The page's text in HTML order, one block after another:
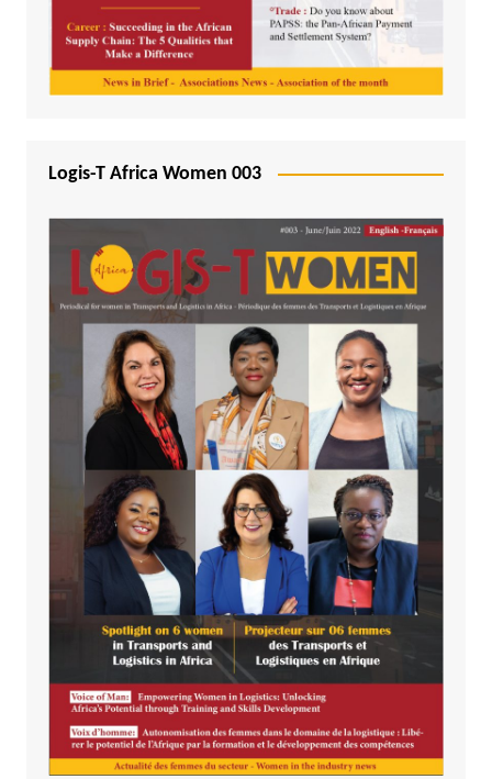
Logis-T Africa Women 003